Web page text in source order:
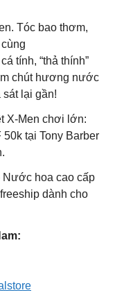
Tóc bao thơm,
tính, “thả thính”
chút hương nước
sát lại gần!
X-Men chơi lớn:
tại Tony Barber
Nước hoa cao cấp
dành cho